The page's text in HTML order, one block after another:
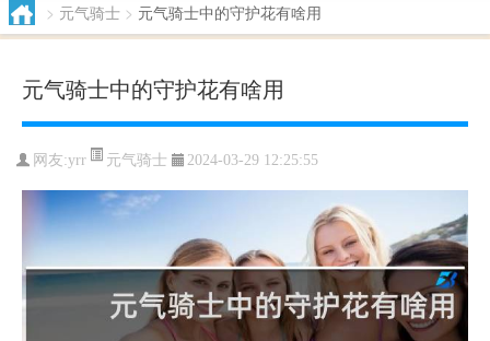
> 元气骑士 > 元气骑士中的守护花有啥用
元气骑士中的守护花有啥用
网友:yrr 元气骑士 2024-03-29 12:25:55